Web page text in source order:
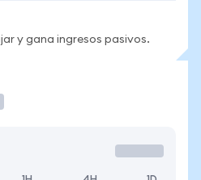
y gana ingresos pasivos.